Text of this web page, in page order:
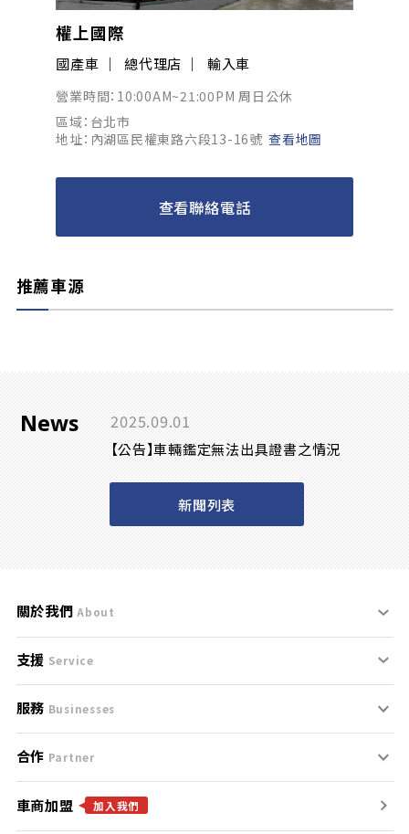
權上國際
國產車 總代理店 輸入車
營業時間：10:00AM~21:00PM 周日公休
區域：台北市
地址：內湖區民權東路六段13-16號 查看地圖
查看聯絡電話
推薦車源
News 2025.09.01
【公告】車輛鑑定無法出具證書之情況
新聞列表
關於我們 About
刊登規範
服務條款
免責聲明
隱私權政策
支援 Service
支援中心
聯絡我們
服務 Businesses
什麼是Goo鑑定？
找好車
合作 Partner
合作夥伴
車商加盟 加入我們